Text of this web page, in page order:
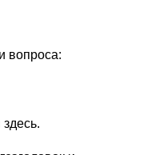
вопроса: